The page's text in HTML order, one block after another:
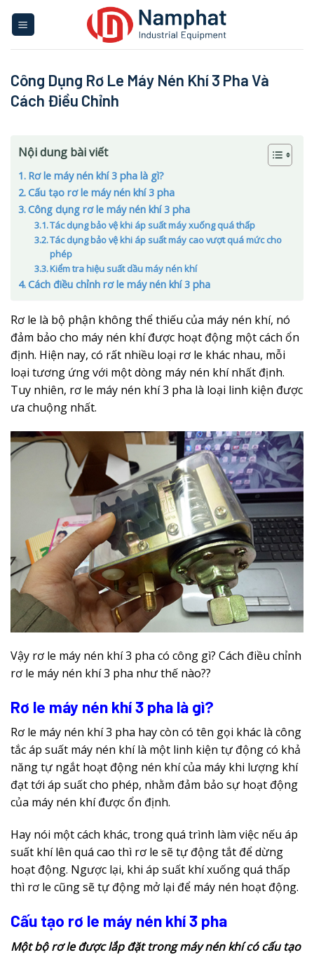
Công Dụng Rơ Le Máy Nén Khí 3 Pha Và
Cách Điều Chỉnh
Nội dung bài viết
Rơ le máy nén khí 3 pha là gì?
Cấu tạo rơ le máy nén khí 3 pha
Công dụng rơ le máy nén khí 3 pha
Tác dụng bảo vệ khi áp suất máy xuống quá thấp
Tác dụng bảo vệ khi áp suất máy cao vượt quá mức cho
phép
Kiểm tra hiệu suất dầu máy nén khí
Cách điều chỉnh rơ le máy nén khí 3 pha
Rơ le là bộ phận không thể thiếu của máy nén khí, nó
đảm bảo cho máy nén khí được hoạt động một cách ổn
định. Hiện nay, có rất nhiều loại rơ le khác nhau, mỗi
loại tương ứng với một dòng máy nén khí nhất định.
Tuy nhiên, rơ le máy nén khí 3 pha là loại linh kiện được
ưa chuộng nhất.
Vậy rơ le máy nén khí 3 pha có công gì? Cách điều chỉnh
rơ le máy nén khí 3 pha như thế nào??
Rơ le máy nén khí 3 pha là gì?
Rơ le máy nén khí 3 pha hay còn có tên gọi khác là công
tắc áp suất máy nén khí là một linh kiện tự động có khả
năng tự ngắt hoạt động nén khí của máy khi lượng khí
đạt tới áp suất cho phép, nhằm đảm bảo sự hoạt động
của máy nén khí được ổn định.
Hay nói một cách khác, trong quá trình làm việc nếu áp
suất khí lên quá cao thì rơ le sẽ tự động tắt để dừng
hoạt động. Ngược lại, khi áp suất khí xuống quá thấp
thì rơ le cũng sẽ tự động mở lại để máy nén hoạt động.
Cấu tạo rơ le máy nén khí 3 pha
Một bộ rơ le được lắp đặt trong máy nén khí có cấu tạo